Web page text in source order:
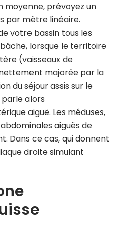
moyenne, prévoyez un
par mètre linéaire.
votre bassin tous les
lorsque le territoire
(vaisseaux de
majorée par la
du séjour assis sur le
alors
aiguë. Les méduses,
aiguës de
Dans ce cas, qui donnent
droite simulant